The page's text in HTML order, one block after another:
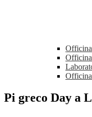
Pi greco Day a